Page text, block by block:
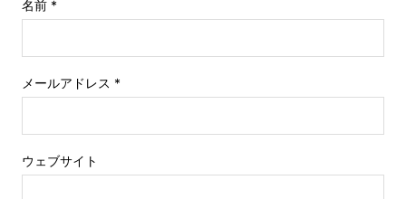
名前 *
メールアドレス *
ウェブサイト